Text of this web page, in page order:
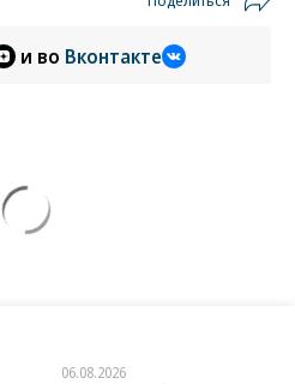
и во Вконтакте
06.08.2026